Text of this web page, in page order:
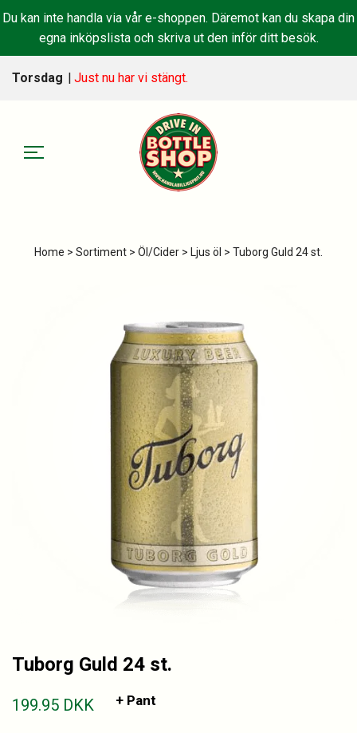
Du kan inte handla via vår e-shoppen. Däremot kan du skapa din
egna inköpslista och skriva ut den inför ditt besök.
Torsdag | Just nu har vi stängt.
Home > Sortiment > Öl/Cider > Ljus öl > Tuborg Guld 24 st.
Tuborg Guld 24 st.
199.95 DKK + Pant